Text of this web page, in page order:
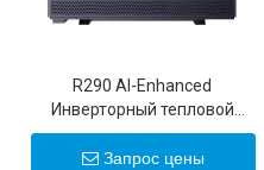
R290 Al-Enhanced
Инверторный тепловой
насос для бассейна с
источником воздуха
Запрос цены